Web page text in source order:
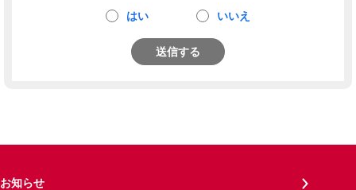
はい いいえ
送信する
お知らせ